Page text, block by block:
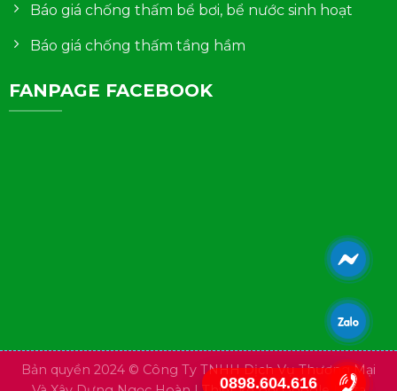
Báo giá chống thấm bể bơi, bể nước sinh hoạt
Báo giá chống thấm tầng hầm
FANPAGE FACEBOOK
Bản quyền 2024 © Công Ty TNHH Dịch Vụ Thương Mại
0898.604.616